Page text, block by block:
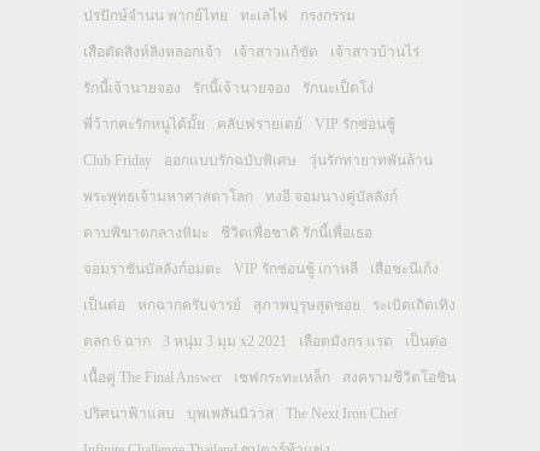
ปรปักษ์จำนน พากย์ไทย ทะเลไฟ กรงกรรม
เสือตัดสิงห์ลิงหลอกเจ้า เจ้าสาวแก้ขัด เจ้าสาวบ้านไร่
รักนี้เจ้านายจอง รักนี้เจ้านายจอง รักนะเป็ดโง่
พี่ว้ากคะรักหนูได้มั้ย คลับฟรายเดย์ VIP รักซ่อนชู้
Club Friday ออกแบบรักฉบับพิเศษ วุ่นรักทายาทพันล้าน
พระพุทธเจ้ามหาศาสดาโลก ทงอี จอมนางคู่บัลลังก์
ดาบพิฆาตกลางหิมะ ชีวิตเพื่อชาติ รักนี้เพื่อเธอ
จอมราชันบัลลังก์อมตะ VIP รักซ่อนชู้ เกาหลี เสือชะนีเก้ง
เป็นต่อ หกฉากครับจารย์ สุภาพบุรุษสุดซอย ระเบิดเถิดเทิง
ตลก 6 ฉาก 3 หนุ่ม 3 มุม x2 2021 เลือดมังกร แรด เป็นต่อ
เนื้อคู่ The Final Answer เชฟกระทะเหล็ก สงครามชีวิตโอชิน
ปริศนาฟ้าแลบ บุพเพสันนิวาส The Next Iron Chef